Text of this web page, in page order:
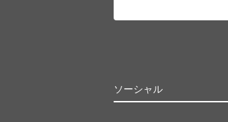
ソーシャル